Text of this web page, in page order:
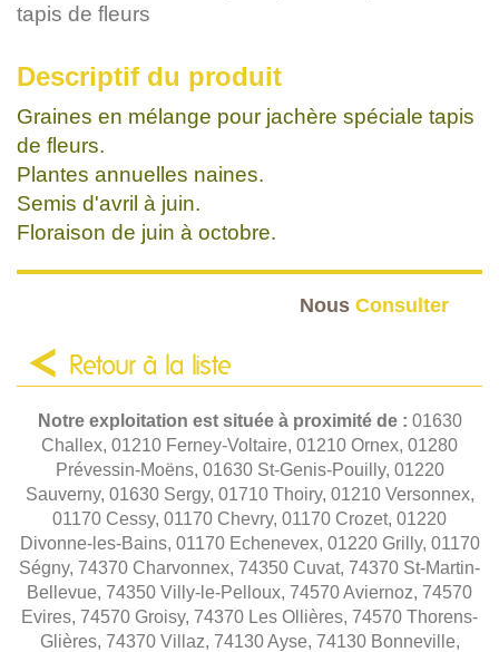
tapis de fleurs
Descriptif du produit
Graines en mélange pour jachère spéciale tapis
de fleurs.
Plantes annuelles naines.
Semis d'avril à juin.
Floraison de juin à octobre.
Nous Consulter
Retour à la liste
Notre exploitation est située à proximité de : 01630
Challex, 01210 Ferney-Voltaire, 01210 Ornex, 01280
Prévessin-Moëns, 01630 St-Genis-Pouilly, 01220
Sauverny, 01630 Sergy, 01710 Thoiry, 01210 Versonnex,
01170 Cessy, 01170 Chevry, 01170 Crozet, 01220
Divonne-les-Bains, 01170 Echenevex, 01220 Grilly, 01170
Ségny, 74370 Charvonnex, 74350 Cuvat, 74370 St-Martin-
Bellevue, 74350 Villy-le-Pelloux, 74570 Aviernoz, 74570
Evires, 74570 Groisy, 74370 Les Ollières, 74570 Thorens-
Glières, 74370 Villaz, 74130 Ayse, 74130 Bonneville,